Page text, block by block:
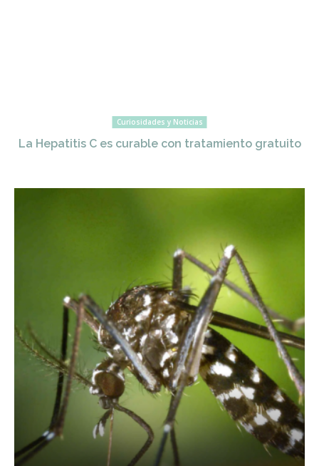
Curiosidades y Noticias
La Hepatitis C es curable con tratamiento gratuito